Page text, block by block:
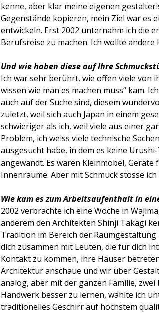
kenne, aber klar meine eigenen
Gegenstände kopieren, mein Ziel war es
entwickeln. Erst 2002 unternahm ich die
Berufsreise zu machen. Ich wollte
Und wie haben diese auf Ihre
Ich war sehr berührt, wie offen viele von
wissen wie man es machen muss“ kam.
auch auf der Suche sind, diesem
zuletzt, weil sich auch Japan in einem
schwieriger als ich, weil viele aus einer
Problem, ich weiss viele technische
ausgesucht habe, in dem es keine
angewandt. Es waren Kleinmöbel, Geräte
Innenräume. Aber mit Schmuck stosse
Wie kam es zum Arbeitsaufenthalt in
2002 verbrachte ich eine Woche in
anderem den Architekten Shinji Takagi
Tradition im Bereich der
dich zusammen mit Leuten, die für dich
Kontakt zu kommen, ihre Häuser
Architektur anschaue und wir über
analog, aber mit der ganzen Familie,
Handwerk besser zu lernen, wählte ich
traditionelles Geschirr auf höchstem